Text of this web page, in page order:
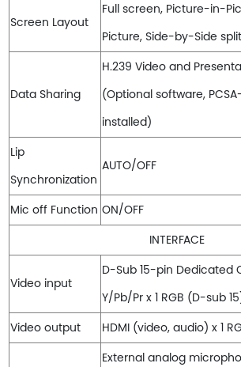
Screen Layout
Full screen, Picture-in-
Picture, Side-by-Side
Data Sharing
H.239 Video and
(Optional software,
installed)
Lip
Synchronization
AUTO/OFF
Mic off Function ON/OFF
INTERFACE
Video input
D-Sub 15-pin Dedicated
Y/Pb/Pr x 1 RGB (D-sub
Video output
HDMI (video, audio) x 1
External analog